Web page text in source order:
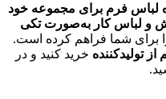
لباس فرم برای مجموعه خود
و لباس کار به‌صورت تکی
برای شما فراهم کرده است.
تولیدکننده خرید کنید و در